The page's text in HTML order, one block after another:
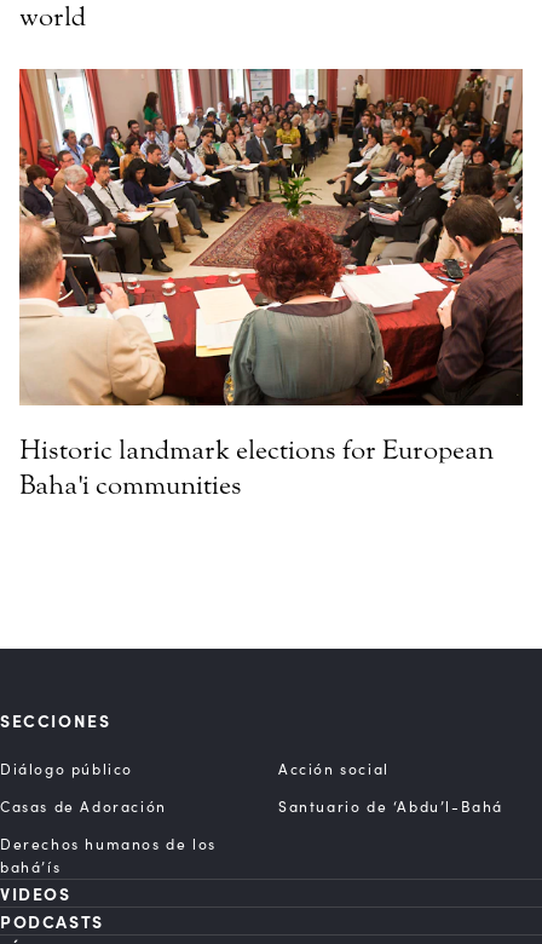
world
Historic landmark elections for European
Baha'i communities
SECCIONES
Diálogo público
Acción social
Casas de Adoración
Santuario de ‘Abdu’l-Bahá
Derechos humanos de los
bahá’ís
VIDEOS
PODCASTS